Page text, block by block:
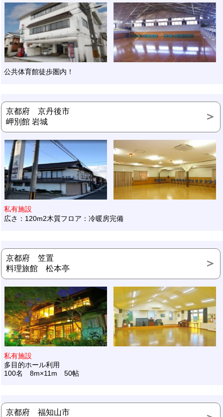
公共体育館徒歩圏内！
京都府 京丹後市
岬別館 岩城
私有施設
広さ：120m2木質フロア：冷暖房完備
京都府 笠置
料理旅館 松本亭
私有施設
多目的ホール利用
100名 8m×11m 50帖
京都府 福知山市